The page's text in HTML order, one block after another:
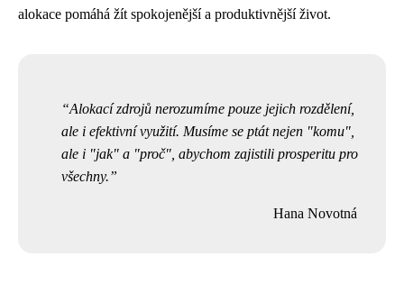
alokace pomáhá žít spokojenější a produktivnější život.
Alokací zdrojů nerozumíme pouze jejich rozdělení,
ale i efektivní využití. Musíme se ptát nejen "komu",
ale i "jak" a "proč", abychom zajistili prosperitu pro
všechny.
Hana Novotná